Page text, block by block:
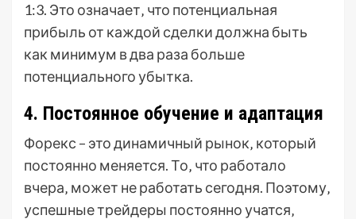
1:3. Это означает‚ что потенциальная
прибыль от каждой сделки должна быть
как минимум в два раза больше
потенциального убытка.
4. Постоянное обучение и адаптация
Форекс – это динамичный рынок‚ который
постоянно меняется. То‚ что работало
вчера‚ может не работать сегодня. Поэтому‚
успешные трейдеры постоянно учатся‚